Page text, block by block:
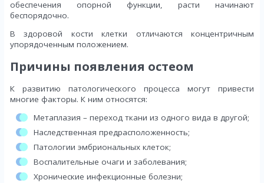
обеспечения опорной функции, расти начинают
беспорядочно.
В здоровой кости клетки отличаются концентричным
упорядоченным положением.
Причины появления остеом
К развитию патологического процесса могут привести
многие факторы. К ним относятся:
Метаплазия – переход ткани из одного вида в другой;
Наследственная предрасположенность;
Патологии эмбриональных клеток;
Воспалительные очаги и заболевания;
Хронические инфекционные болезни;